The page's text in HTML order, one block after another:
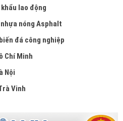
lao động
nóng Asphalt
đá công nghiệp
Chí Minh
Nội
Vinh